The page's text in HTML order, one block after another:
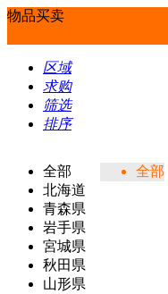
物品买卖
区域
求购
筛选
排序
全部
北海道
青森県
岩手県
宮城県
秋田県
山形県
全部